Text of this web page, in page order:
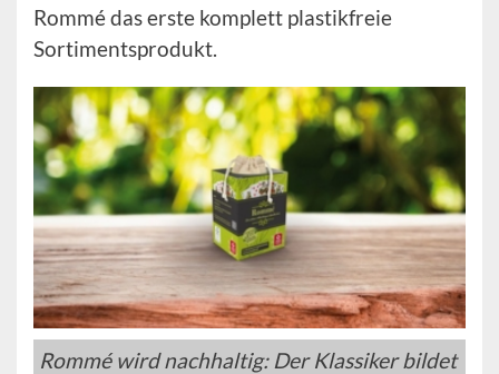
Rommé das erste komplett plastikfreie
Sortimentsprodukt.
Rommé wird nachhaltig: Der Klassiker bildet